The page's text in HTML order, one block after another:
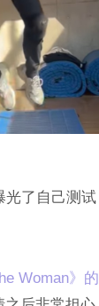
光了自己测试
Woman》的